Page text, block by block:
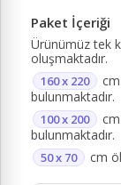
Paket İçeriği
Ürünümüz tek
oluşmaktadır.
160 x 220
bulunmaktadır.
100 x 200
bulunmaktadır.
50 x 70 cm